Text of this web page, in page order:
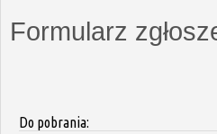
Formularz
Do pobrania: